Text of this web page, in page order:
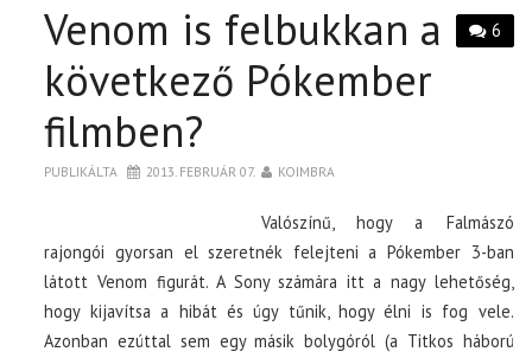
6
Venom is felbukkan a
következő Pókember
filmben?
PUBLIKÁLTA 2013. FEBRUÁR 07. KOIMBRA
Valószínű, hogy a Falmászó
rajongói gyorsan el szeretnék felejteni a Pókember 3-ban
látott Venom figurát. A Sony számára itt a nagy lehetőség,
hogy kijavítsa a hibát és úgy tűnik, hogy élni is fog vele.
Azonban ezúttal sem egy másik bolygóról (a Titkos háború